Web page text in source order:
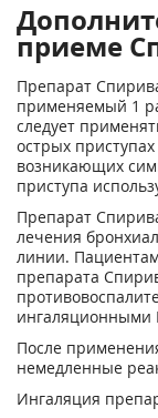
приеме
Препарат
применяемый 1
следует
острых
возникающих
приступа
Препарат
лечения
линии.
препарата
ингаляционными
После
немедленные
Ингаляция